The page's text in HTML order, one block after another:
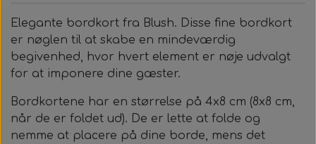
Beige Dream
Stone
Earth
Blush
Elegante bordkort fra Blush. Disse fine bordkort
er nøglen til at skabe en mindeværdig
begivenhed, hvor hvert element er nøje udvalgt
for at imponere dine gæster.
Bordkortene har en størrelse på 4x8 cm (8x8 cm,
når de er foldet ud). De er lette at folde og
nemme at placere på dine borde, mens det